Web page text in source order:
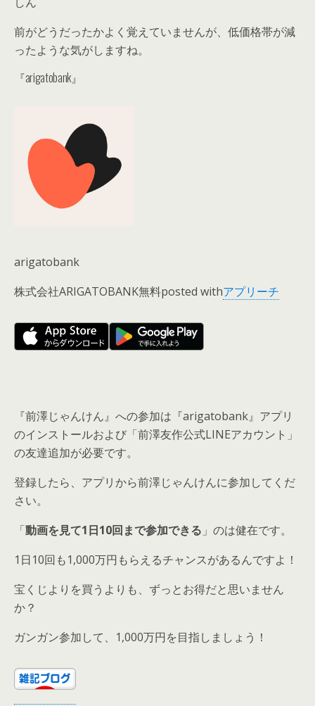
前がどうだったかよく覚えていませんが、低価格帯が減
ったような気がしますね。
『arigatobank』
arigatobank
株式会社ARIGATOBANK無料posted withアプリーチ
『前澤じゃんけん』への参加は『arigatobank』アプリ
のインストールおよび「前澤友作公式LINEアカウント」
の友達追加が必要です。
登録したら、アプリから前澤じゃんけんに参加してくだ
さい。
「動画を見て1日10回まで参加できる 」のは健在です。
1日10回も1,000万円もらえるチャンスがあるんですよ！
宝くじよりを買うよりも、ずっとお得だと思いません
か？
ガンガン参加して、1,000万円を目指しましょう！